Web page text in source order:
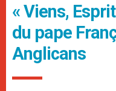
« Viens,
du pape
Anglicans